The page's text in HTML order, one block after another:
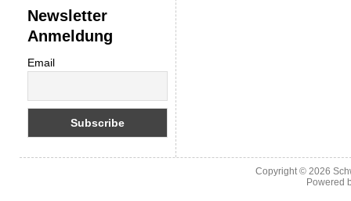
Newsletter
Anmeldung
Email
Copyright © 2026
Powered